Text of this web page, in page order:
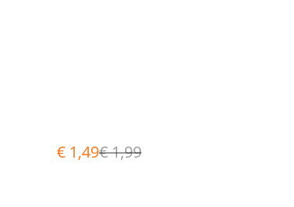
€ 1,49€ 1,99